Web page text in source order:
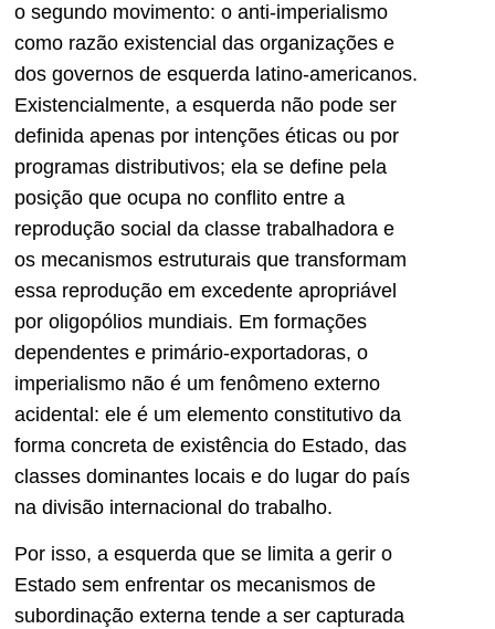
o segundo movimento: o anti-imperialismo
como razão existencial das organizações e
dos governos de esquerda latino-americanos.
Existencialmente, a esquerda não pode ser
definida apenas por intenções éticas ou por
programas distributivos; ela se define pela
posição que ocupa no conflito entre a
reprodução social da classe trabalhadora e
os mecanismos estruturais que transformam
essa reprodução em excedente apropriável
por oligopólios mundiais. Em formações
dependentes e primário-exportadoras, o
imperialismo não é um fenômeno externo
acidental: ele é um elemento constitutivo da
forma concreta de existência do Estado, das
classes dominantes locais e do lugar do país
na divisão internacional do trabalho.
Por isso, a esquerda que se limita a gerir o
Estado sem enfrentar os mecanismos de
subordinação externa tende a ser capturada